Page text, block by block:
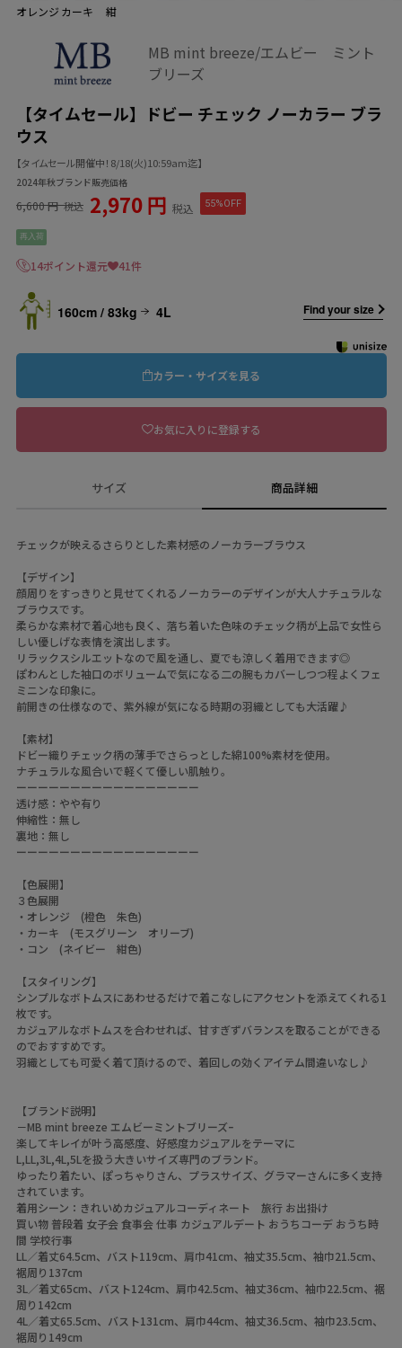
オレンジ カーキ 紺
MB mint breeze/エムビー ミント
ブリーズ
【タイムセール】ドビー チェック ノーカラー ブラ
ウス
【タイムセール開催中！8/18(火)10:59am迄】
2024年秋ブランド販売価格
6,600 円 税込 2,970 円 税込 55%OFF
再入荷
14ポイント還元 41件
160cm / 83kg 4L Find your size
カラー・サイズを見る
お気に入りに登録する
サイズ 商品詳細
チェックが映えるさらりとした素材感のノーカラーブラウス
【デザイン】
顔周りをすっきりと見せてくれるノーカラーのデザインが大人ナチュラルな
ブラウスです。
柔らかな素材で着心地も良く、落ち着いた色味のチェック柄が上品で女性ら
しい優しげな表情を演出します。
リラックスシルエットなので風を通し、夏でも涼しく着用できます◎
ぽわんとした袖口のボリュームで気になる二の腕もカバーしつつ程よくフェ
ミニンな印象に。
前開きの仕様なので、紫外線が気になる時期の羽織としても大活躍♪
【素材】
ドビー織りチェック柄の薄手でさらっとした綿100%素材を使用。
ナチュラルな風合いで軽くて優しい肌触り。
ーーーーーーーーーーーーーーーーー
透け感：やや有り
伸縮性：無し
裏地：無し
ーーーーーーーーーーーーーーーーー
【色展開】
３色展開
・オレンジ (橙色 朱色)
・カーキ (モスグリーン オリーブ)
・コン (ネイビー 紺色)
【スタイリング】
シンプルなボトムスにあわせるだけで着こなしにアクセントを添えてくれる1
枚です。
カジュアルなボトムスを合わせれば、甘すぎずバランスを取ることができる
のでおすすめです。
羽織としても可愛く着て頂けるので、着回しの効くアイテム間違いなし♪
【ブランド説明】
－MB mint breeze エムビーミントブリーズｰ
楽してキレイが叶う高感度、好感度カジュアルをテーマに
L,LL,3L,4L,5Lを扱う大きいサイズ専門のブランド。
ゆったり着たい、ぽっちゃりさん、プラスサイズ、グラマーさんに多く支持
されています。
着用シーン：きれいめカジュアルコーディネート 旅行 お出掛け
買い物 普段着 女子会 食事会 仕事 カジュアルデート おうちコーデ おうち時
間 学校行事
LL／着丈64.5cm、バスト119cm、肩巾41cm、袖丈35.5cm、袖巾21.5cm、
裾周り137cm
3L／着丈65cm、バスト124cm、肩巾42.5cm、袖丈36cm、袖巾22.5cm、裾
周り142cm
4L／着丈65.5cm、バスト131cm、肩巾44cm、袖丈36.5cm、袖巾23.5cm、
裾周り149cm